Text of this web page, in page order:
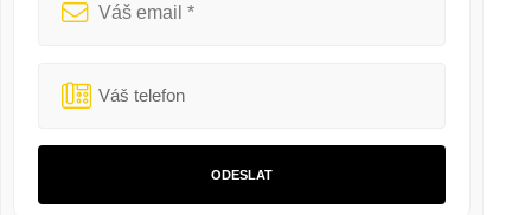
ODESLAT